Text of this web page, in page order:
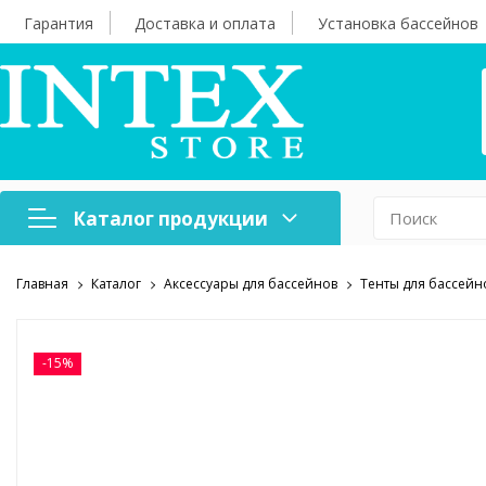
Гарантия Доставка и оплата Установка бассейнов
Каталог продукции
Надувная мебель
Главная Каталог Аксессуары для бассейнов Тенты для
-15%